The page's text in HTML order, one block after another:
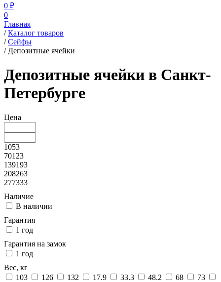
0 ₽
0
Главная
/ Каталог товаров
/ Сейфы
/ Депозитные ячейки
Депозитные ячейки в Санкт-
Петербурге
Цена
1053
70123
139193
208263
277333
Наличие
В наличии
Гарантия
1 год
Гарантия на замок
1 год
Вес, кг
103
126 132 17.9 33.3 48.2 68
73